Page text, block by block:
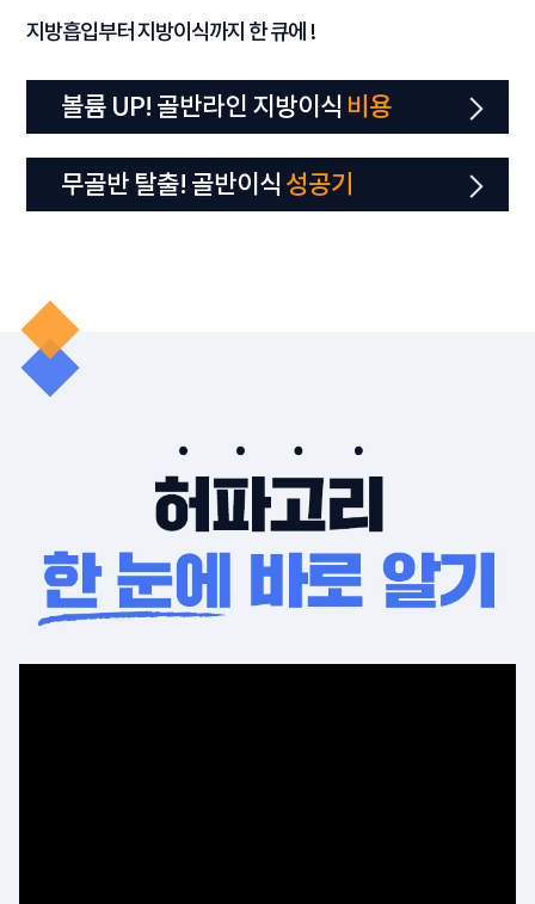
지방흡입부터 지방이식까지 한 큐에 !
볼륨 UP! 골반라인 지방이식 비용
무골반 탈출! 골반이식 성공기